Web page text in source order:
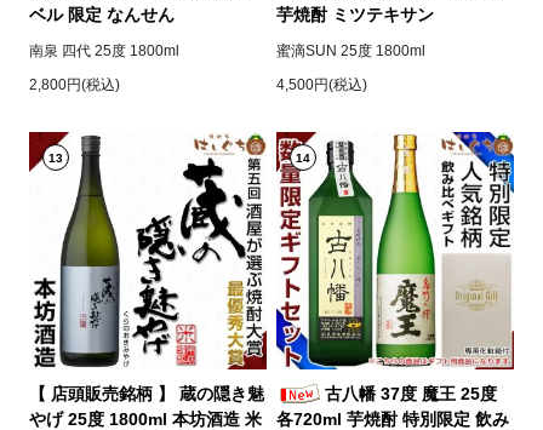
ベル 限定 なんせん
南泉 四代 25度 1800ml
2,800円(税込)
芋焼酎 ミツテキサン
蜜滴SUN 25度 1800ml
4,500円(税込)
13
【 店頭販売銘柄 】 蔵の隠き魅
やげ 25度 1800ml 本坊酒造 米
14
古八幡 37度 魔王 25度
各720ml 芋焼酎 特別限定 飲み